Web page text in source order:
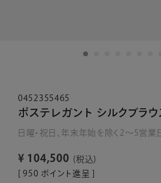
0452355465
ポステレガント シルクブラ
日曜・祝日、年末年始を除く2～5営
¥ 104,500
税込
950 ポイント進呈 ]